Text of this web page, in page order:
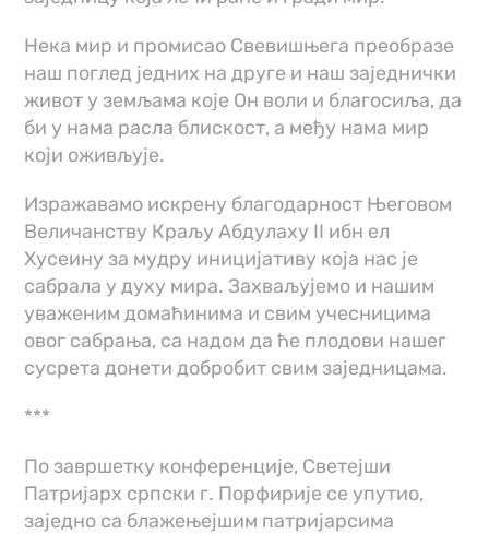
Нека мир и промисао Свевишњега преобразе
наш поглед једних на друге и наш заједнички
живот у земљама које Он воли и благосиља, да
би у нама расла блискост, а међу нама мир
који оживљује.
Изражавамо искрену благодарност Његовом
Величанству Краљу Абдулаху II ибн ел
Хусеину за мудру иницијативу која нас је
сабрала у духу мира. Захваљујемо и нашим
уваженим домаћинима и свим учесницима
овог сабрања, са надом да ће плодови нашег
сусрета донети добробит свим заједницама.
***
По завршетку конференције, Светејши
Патријарх српски г. Порфирије се упутио,
заједно са блажењејшим патријарсима